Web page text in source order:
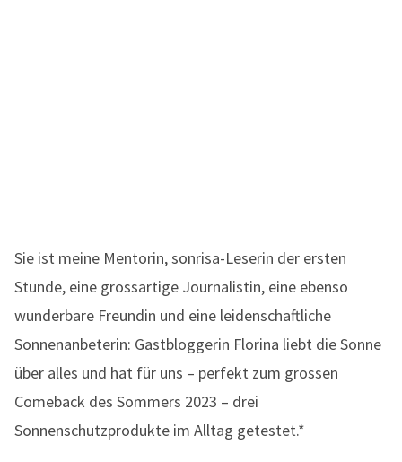
Sie ist meine Mentorin, sonrisa-Leserin der ersten
Stunde, eine grossartige Journalistin, eine ebenso
wunderbare Freundin und eine leidenschaftliche
Sonnenanbeterin: Gastbloggerin Florina liebt die Sonne
über alles und hat für uns – perfekt zum grossen
Comeback des Sommers 2023 – drei
Sonnenschutzprodukte im Alltag getestet.*